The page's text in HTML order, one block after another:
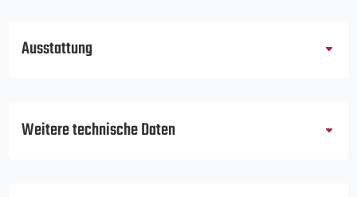
Ausstattung
Weitere technische Daten